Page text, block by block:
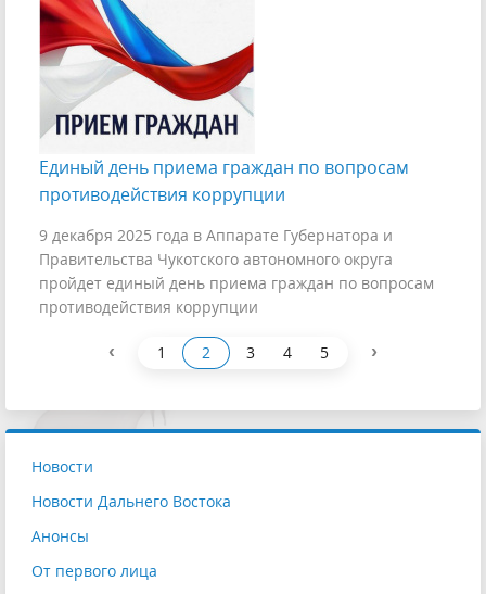
Единый день приема граждан по вопросам
противодействия коррупции
9 декабря 2025 года в Аппарате Губернатора и
Правительства Чукотского автономного округа
пройдет единый день приема граждан по вопросам
противодействия коррупции
‹ 1 2 3 4 5 ›
Новости
Новости Дальнего Востока
Анонсы
От первого лица